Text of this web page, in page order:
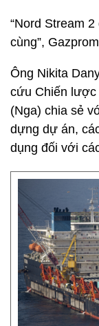
“Nord Stream
cùng”,
Ông Nikita
cứu Chiến lược
(Nga) chia sẻ
dựng dự án,
dụng đối với